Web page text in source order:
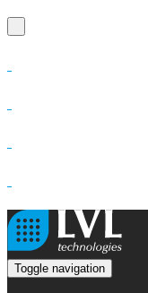
Toggle navigation